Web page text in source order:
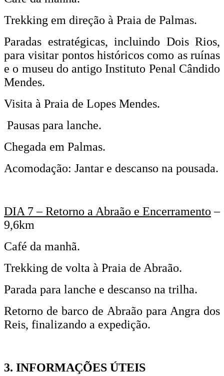
Trekking em direção à Praia de Palmas.
Paradas estratégicas, incluindo Dois Rios,
para visitar pontos históricos como as ruínas
e o museu do antigo Instituto Penal Cândido
Mendes.
Visita à Praia de Lopes Mendes.
Pausas para lanche.
Chegada em Palmas.
Acomodação: Jantar e descanso na pousada.
DIA 7 – Retorno a Abraão e Encerramento –
9,6km
Café da manhã.
Trekking de volta à Praia de Abraão.
Parada para lanche e descanso na trilha.
Retorno de barco de Abraão para Angra dos
Reis, finalizando a expedição.
3. INFORMAÇÕES ÚTEIS